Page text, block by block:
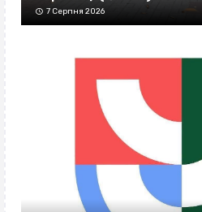
7 Серпня 2026